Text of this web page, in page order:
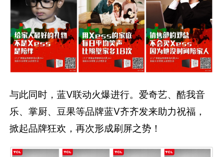
与此同时，蓝V联动火爆进行。爱奇艺、酷我音
乐、掌厨、豆果等品牌蓝V齐齐发来助力祝福，
掀起品牌狂欢，再次形成刷屏之势！